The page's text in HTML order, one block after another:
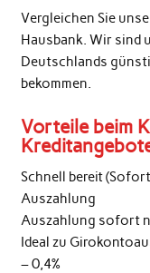
Vergleichen Sie
Hausbank. Wir sind
Deutschlands
bekommen.
Vorteile beim
Schnell bereit
Auszahlung
Auszahlung sofort
Ideal zu
– 0,4%